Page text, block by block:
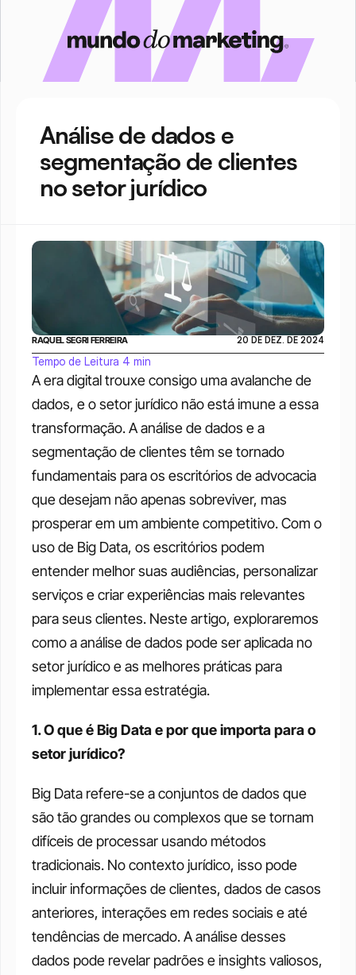
Análise de dados e
segmentação de clientes
no setor jurídico
A era digital trouxe consigo uma avalanche de
dados, e o setor jurídico não está imune a essa
transformação. A análise de dados e a
segmentação de clientes têm se tornado
fundamentais para os escritórios de advocacia
que desejam não apenas sobreviver, mas
prosperar em um ambiente competitivo. Com o
uso de Big Data, os escritórios podem
entender melhor suas audiências, personalizar
serviços e criar experiências mais relevantes
para seus clientes. Neste artigo, exploraremos
como a análise de dados pode ser aplicada no
setor jurídico e as melhores práticas para
implementar essa estratégia.
1. O que é Big Data e por que importa para o
setor jurídico?
Big Data refere-se a conjuntos de dados que
são tão grandes ou complexos que se tornam
difíceis de processar usando métodos
tradicionais. No contexto jurídico, isso pode
incluir informações de clientes, dados de casos
anteriores, interações em redes sociais e até
tendências de mercado. A análise desses
dados pode revelar padrões e insights valiosos,
RAQUEL SEGRI FERREIRA 20 DE DEZ. DE 2024
Tempo de Leitura 4 min